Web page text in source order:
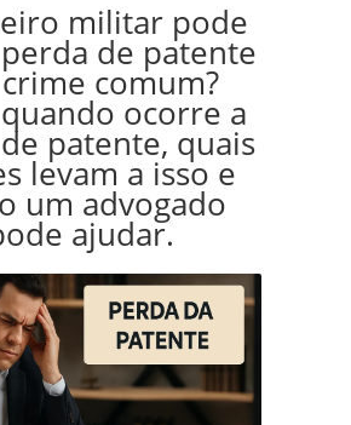
militar pode
de patente
comum?
ocorre a
patente, quais
levam a isso e
um advogado
ajudar.